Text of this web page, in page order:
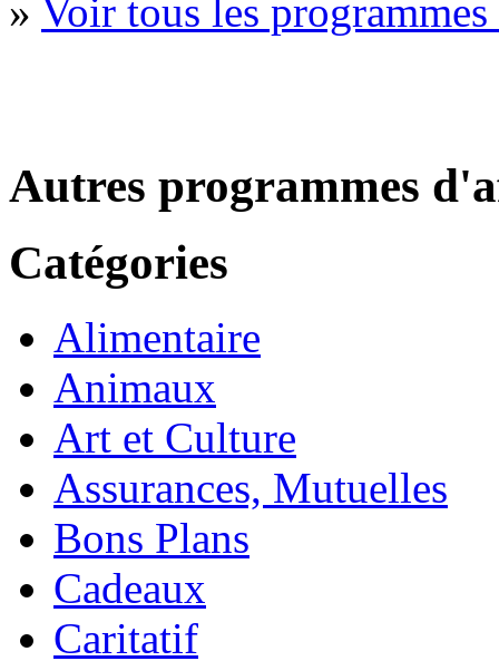
» Voir tous les
Autres programmes
Catégories
Alimentaire
Animaux
Art et Culture
Assurances, Mutuelles
Bons Plans
Cadeaux
Caritatif